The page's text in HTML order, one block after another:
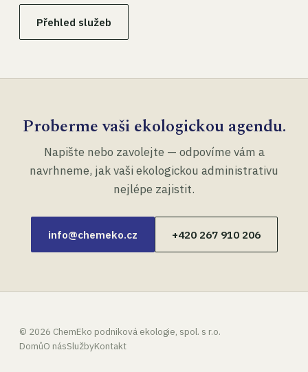
Přehled služeb
Proberme vaši ekologickou agendu.
Napište nebo zavolejte — odpovíme vám a
navrhneme, jak vaši ekologickou administrativu
nejlépe zajistit.
info@chemeko.cz +420 267 910 206
© 2026 ChemEko podniková ekologie, spol. s r.o.
DomůO násSlužbyKontakt